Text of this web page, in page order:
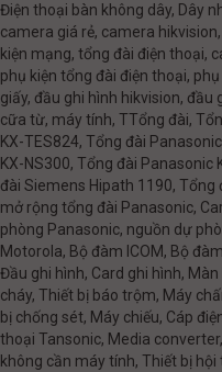
Điện thoại bàn không dây, Dây
camera giá rẻ, camera
kiện mạng, tổng đài điện thoại,
phụ kiện tổng đài điện thoại,
giấy, đầu ghi hình hikvision,
cữa từ, máy tính, TTổng đài,
KX-TES824, Tổng đài
KX-NS300, Tổng đài
đài Siemens Hipath 1190, Tổng
mở rộng tổng đài Panasonic,
phòng Panasonic, nguồn dự
Motorola, Bộ đàm ICOM, Bộ
Đầu ghi hình, Card ghi hình,
cháy, Thiết bị báo trộm, Máy
bị chống sét, Máy chiếu, Cáp
thoại Tansonic, Media
không cần máy tính, Thiết bị hội